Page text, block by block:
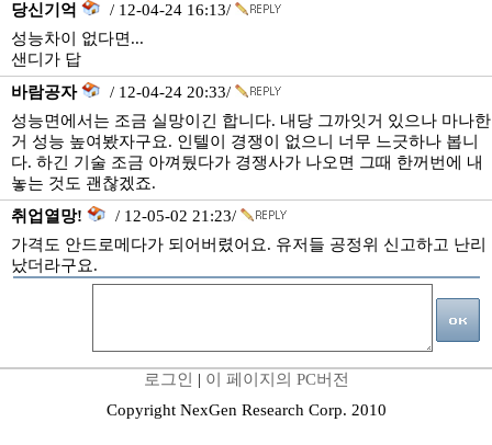
당신기억
/ 12-04-24 16:13/
성능차이 없다면...
샌디가 답
바람공자
/ 12-04-24 20:33/
성능면에서는 조금 실망이긴 합니다. 내당 그까잇거 있으나 마나한
거 성능 높여봤자구요. 인텔이 경쟁이 없으니 너무 느긋하나 봅니
다. 하긴 기술 조금 아껴뒀다가 경쟁사가 나오면 그때 한꺼번에 내
놓는 것도 괜찮겠죠.
취업열망!
/ 12-05-02 21:23/
가격도 안드로메다가 되어버렸어요. 유저들 공정위 신고하고 난리
났더라구요.
로그인 | 이 페이지의 PC버전
Copyright NexGen Research Corp. 2010